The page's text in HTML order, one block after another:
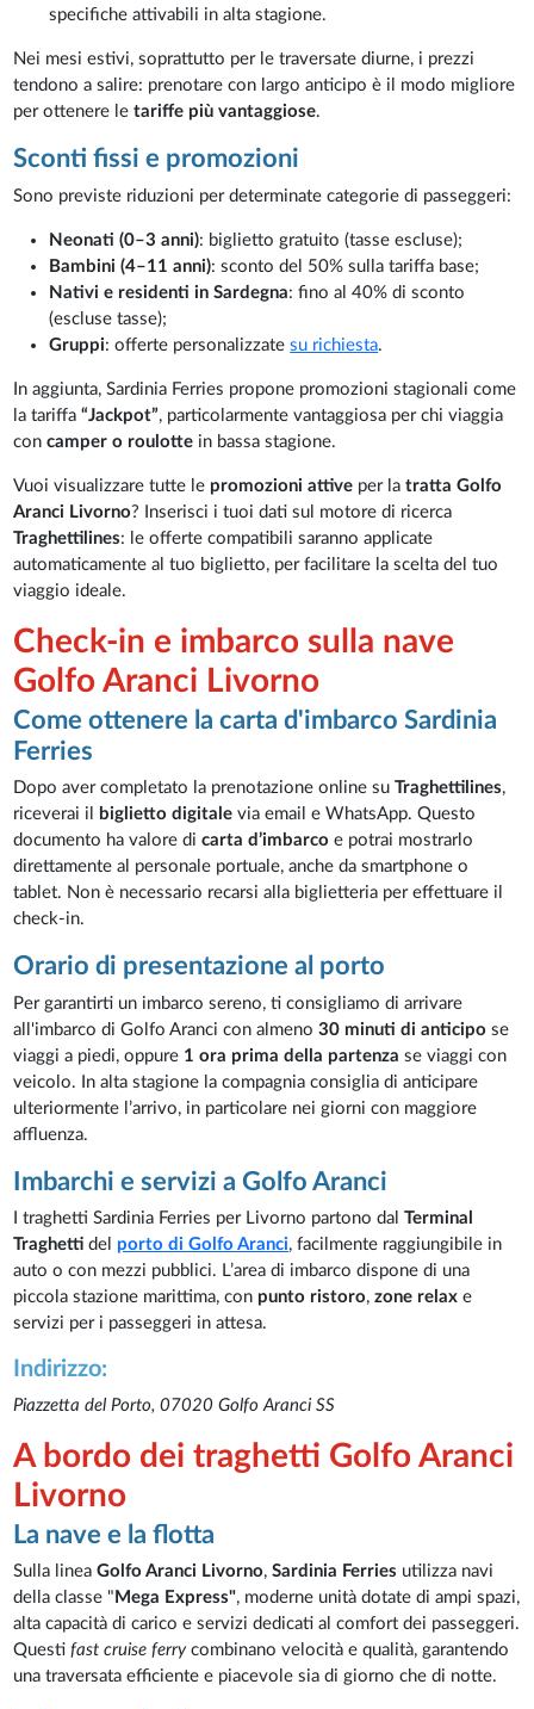
specifiche attivabili in alta stagione.
Nei mesi estivi, soprattutto per le traversate diurne, i prezzi
tendono a salire: prenotare con largo anticipo è il modo migliore
per ottenere letariffe più vantaggiose.
Sconti fissi e promozioni
Sono previste riduzioni per determinate categorie di passeggeri:
Neonati (0–3 anni): biglietto gratuito (tasse escluse);
Bambini (4–11 anni): sconto del 50% sulla tariffa base;
Nativi e residenti in Sardegna: fino al 40% di sconto
(escluse tasse);
Gruppi: offerte personalizzatesu richiesta.
In aggiunta, Sardinia Ferries propone promozioni stagionali come
la tariffa“Jackpot”, particolarmente vantaggiosa per chi viaggia
concamper o roulotte in bassa stagione.
Vuoi visualizzare tutte le promozioni attive per la tratta Golfo
Aranci Livorno? Inserisci i tuoi dati sul motore di ricerca
Traghettilines: le offerte compatibili saranno applicate
automaticamente al tuo biglietto, per facilitare la scelta del tuo
viaggio ideale.
Check-in e imbarco sulla nave
Golfo Aranci Livorno
Come ottenere la carta d'imbarco Sardinia
Ferries
Dopo aver completato la prenotazione online suTraghettilines,
riceverai il
biglietto digitale via email e WhatsApp. Questo
documento ha valore dicarta d’imbarco e potrai mostrarlo
direttamente al personale portuale, anche da smartphone o
tablet. Non è necessario recarsi alla biglietteria per effettuare il
check-in.
Orario di presentazione al porto
Per garantirti un imbarco sereno, ti consigliamo di arrivare
all'imbarco di Golfo Aranci con almeno30 minuti di anticipo se
viaggi a piedi, oppure 1 ora prima della partenza se viaggi con
veicolo. In alta stagione la compagnia consiglia di anticipare
ulteriormente l’arrivo, in particolare nei giorni con maggiore
affluenza.
Imbarchi e servizi a Golfo Aranci
I traghetti Sardinia Ferries per Livorno partono dalTerminal
Traghetti del porto di Golfo Aranci, facilmente raggiungibile in
auto o con mezzi pubblici. L’area di imbarco dispone di una
piccola stazione marittima, con punto ristoro,zone relax e
servizi per i passeggeri in attesa.
Indirizzo:
Piazzetta del Porto, 07020 Golfo Aranci SS
A bordo dei traghetti Golfo Aranci
Livorno
La nave e la flotta
Sulla lineaGolfo Aranci Livorno,Sardinia Ferries utilizza navi
della classe " Mega Express", moderne unità dotate di ampi spazi,
alta capacità di carico e servizi dedicati al comfort dei passeggeri.
Questifast cruise ferrycombinano velocità e qualità, garantendo
una traversata efficiente e piacevole sia di giorno che di notte.